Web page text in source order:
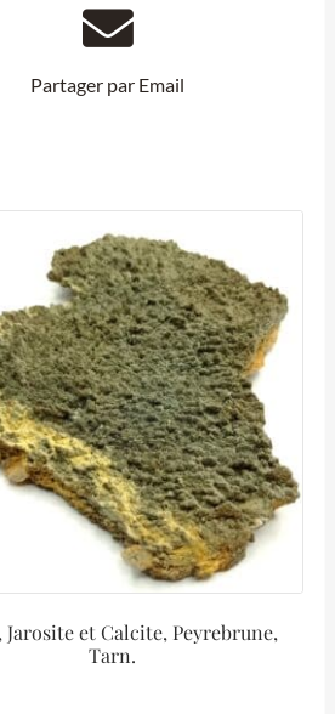
Partager par Email
Jarosite et Calcite, Peyrebrune,
Tarn.